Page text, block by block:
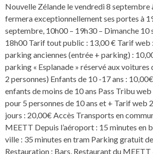
Nouvelle Zélande le vendredi 8 septembre
fermera exceptionnellement ses portes à
septembre, 10h00 – 19h30 – Dimanche 10
18h00 Tarif tout public : 13,00 € Tarif web
parking anciennes (entrée + parking) :
parking « Esplanade » réservé aux voitures
2 personnes) Enfants de 10 -17 ans :
enfants de moins de 10 ans Pass Tribu
pour 5 personnes de 10 ans et + Tarif web
jours : 20,00€ Accès Transports en
MEETT Depuis l’aéroport : 15 minutes en
ville : 35 minutes en tram Parking gratuit
Restauration : Bars, Restaurant du MEETT